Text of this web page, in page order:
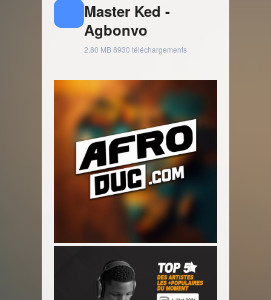
Master Ked -
Agbonvo
2.80 MB8930 téléchargements